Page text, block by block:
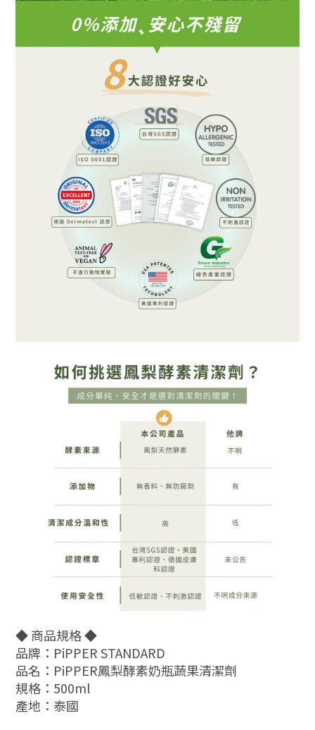
◆ 商品規格 ◆
品牌：PiPPER STANDARD
品名：PiPPER鳳梨酵素奶瓶蔬果清潔劑
規格：500ml
產地：泰國